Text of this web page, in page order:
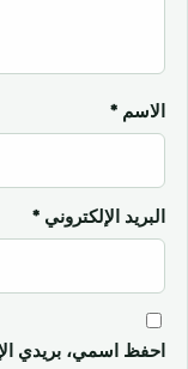
الاسم *
البريد الإلكتروني *
احفظ اسمي، بريدي